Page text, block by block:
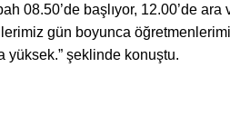
08.50’de başlıyor, 12.00’de
gün boyunca
yüksek.” şeklinde konuştu.